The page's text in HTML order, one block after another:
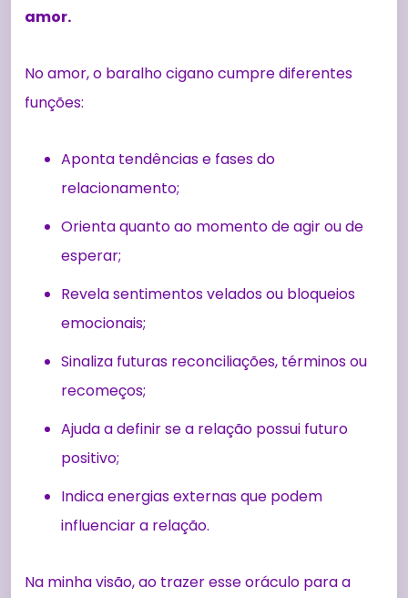
amor.
No amor, o baralho cigano cumpre diferentes
funções:
Aponta tendências e fases do
relacionamento;
Orienta quanto ao momento de agir ou de
esperar;
Revela sentimentos velados ou bloqueios
emocionais;
Sinaliza futuras reconciliações, términos ou
recomeços;
Ajuda a definir se a relação possui futuro
positivo;
Indica energias externas que podem
influenciar a relação.
Na minha visão, ao trazer esse oráculo para a